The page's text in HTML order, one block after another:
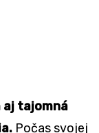
aj tajomná
Počas svojej